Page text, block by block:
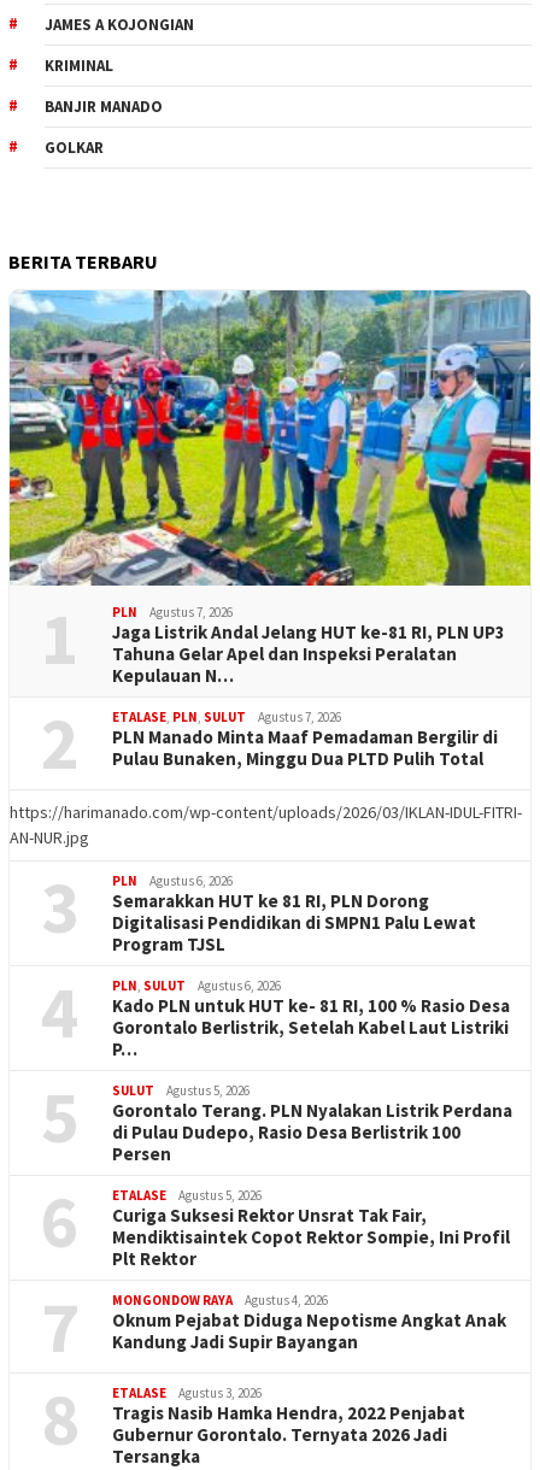
JAMES A KOJONGIAN
KRIMINAL
BANJIR MANADO
GOLKAR
BERITA TERBARU
1 PLN Agustus 7, 2026
Jaga Listrik Andal Jelang HUT ke-81 RI, PLN UP3
Tahuna Gelar Apel dan Inspeksi Peralatan
Kepulauan N…
2 ETALASE, PLN, SULUT Agustus 7, 2026
PLN Manado Minta Maaf Pemadaman Bergilir di
Pulau Bunaken, Minggu Dua PLTD Pulih Total
https://harimanado.com/wp-content/uploads/2026/03/IKLAN-IDUL-FITRI-
AN-NUR.jpg
3 PLN Agustus 6, 2026
Semarakkan HUT ke 81 RI, PLN Dorong
Digitalisasi Pendidikan di SMPN1 Palu Lewat
Program TJSL
4 PLN, SULUT Agustus 6, 2026
Kado PLN untuk HUT ke- 81 RI, 100 % Rasio Desa
Gorontalo Berlistrik, Setelah Kabel Laut Listriki
P…
5 SULUT Agustus 5, 2026
Gorontalo Terang. PLN Nyalakan Listrik Perdana
di Pulau Dudepo, Rasio Desa Berlistrik 100
Persen
6 ETALASE Agustus 5, 2026
Curiga Suksesi Rektor Unsrat Tak Fair,
Mendiktisaintek Copot Rektor Sompie, Ini Profil
Plt Rektor
7 MONGONDOW RAYA Agustus 4, 2026
Oknum Pejabat Diduga Nepotisme Angkat Anak
Kandung Jadi Supir Bayangan
8 ETALASE Agustus 3, 2026
Tragis Nasib Hamka Hendra, 2022 Penjabat
Gubernur Gorontalo. Ternyata 2026 Jadi
Tersangka